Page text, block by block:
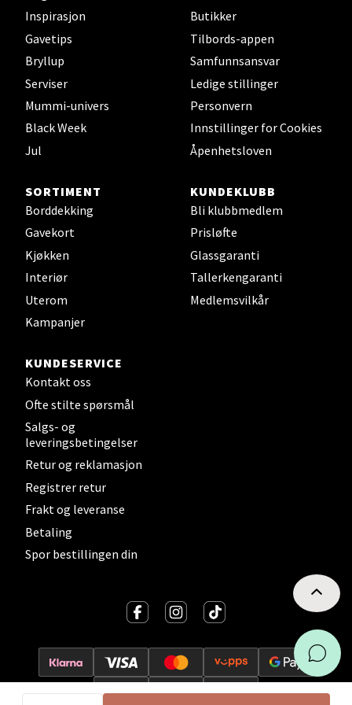
Inspirasjon
Gavetips
Bryllup
Serviser
Mummi-univers
Black Week
Jul
Butikker
Tilbords-appen
Samfunnsansvar
Ledige stillinger
Personvern
Innstillinger for Cookies
Åpenhetsloven
SORTIMENT
Borddekking
Gavekort
Kjøkken
Interiør
Uterom
Kampanjer
KUNDEKLUBB
Bli klubbmedlem
Prisløfte
Glassgaranti
Tallerkengaranti
Medlemsvilkår
KUNDESERVICE
Kontakt oss
Ofte stilte spørsmål
Salgs- og
leveringsbetingelser
Retur og reklamasjon
Registrer retur
Frakt og leveranse
Betaling
Spor bestillingen din
Trondheim - Sirkus Shopping
Falkenborgveien 5, 7044 Trondheim
Åpent i dag 09-20
0 i butikk
Ski - Thon Senter Ski
Ski Storsenter, Jernbanesvingen 6, 1400 Ski
Åpent i dag 10-19
Sortland - Sortland Storsenter
Strangata 26, 8400 Sortland
Åpent i dag 10-16
0 i butikk
Steinkjer - Thon Senter Steinkjer
Sjøfartsgata 2, 7714 Steinkjer